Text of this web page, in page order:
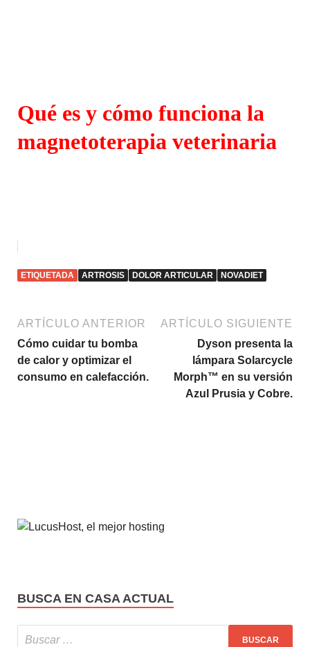
Qué es y cómo funciona la
magnetoterapia veterinaria
ETIQUETADA ARTROSIS DOLOR ARTICULAR NOVADIET
ARTÍCULO ANTERIOR
Cómo cuidar tu bomba
de calor y optimizar el
consumo en calefacción.
ARTÍCULO SIGUIENTE
Dyson presenta la
lámpara Solarcycle
Morph™ en su versión
Azul Prusia y Cobre.
BUSCA EN CASA ACTUAL